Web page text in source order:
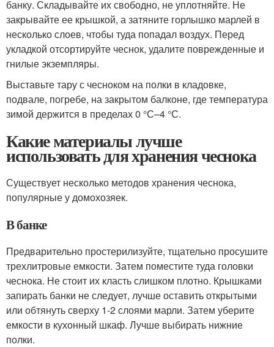
банку. Складывайте их свободно, не уплотняйте. Не
закрывайте ее крышкой, а затяните горлышко марлей в
несколько слоев, чтобы туда попадал воздух. Перед
укладкой отсортируйте чеснок, удалите поврежденные и
гнилые экземпляры.
Выставьте тару с чесноком на полки в кладовке,
подвале, погребе, на закрытом балконе, где температура
зимой держится в пределах 0 °С–4 °С.
Какие материалы лучше
использовать для хранения чеснока
Существует несколько методов хранения чеснока,
популярные у домохозяек.
В банке
Предварительно простерилизуйте, тщательно просушите
трехлитровые емкости. Затем поместите туда головки
чеснока. Не стоит их класть слишком плотно. Крышками
запирать банки не следует, лучше оставить открытыми
или обтянуть сверху 1-2 слоями марли. Затем уберите
емкости в кухонный шкаф. Лучше выбирать нижние
полки.